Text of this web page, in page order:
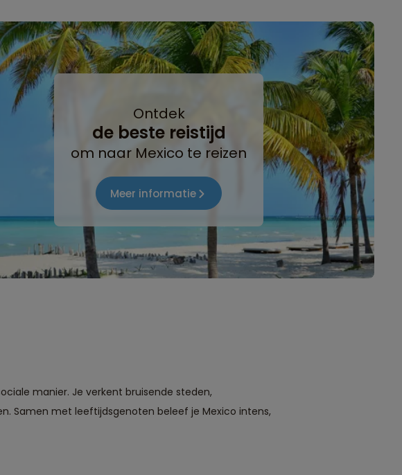
Ontdek
de beste reistijd
om naar Mexico te reizen
Meer informatie
manier. Je verkent bruisende steden,
Samen met leeftijdsgenoten beleef je Mexico intens,